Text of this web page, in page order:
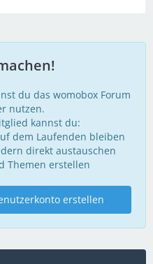
du das womobox Forum
nutzen.
kannst du:
dem Laufenden bleiben
direkt austauschen
Themen erstellen
erstellen